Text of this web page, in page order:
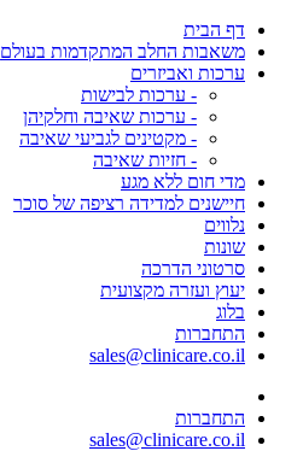
דף הבית
משאבות החלב המתקדמות בעולם
ערכות ואביזרים
- ערכות לבישות
- ערכות שאיבה וחלקיהן
- מקטינים לגביעי שאיבה
- חזיות שאיבה
מדי חום ללא מגע
חיישנים למדידה רציפה של סוכר
נלווים
שונות
סרטוני הדרכה
יעוץ ועזרה מקצועית
בלוג
התחברות
sales@clinicare.co.il
התחברות
sales@clinicare.co.il